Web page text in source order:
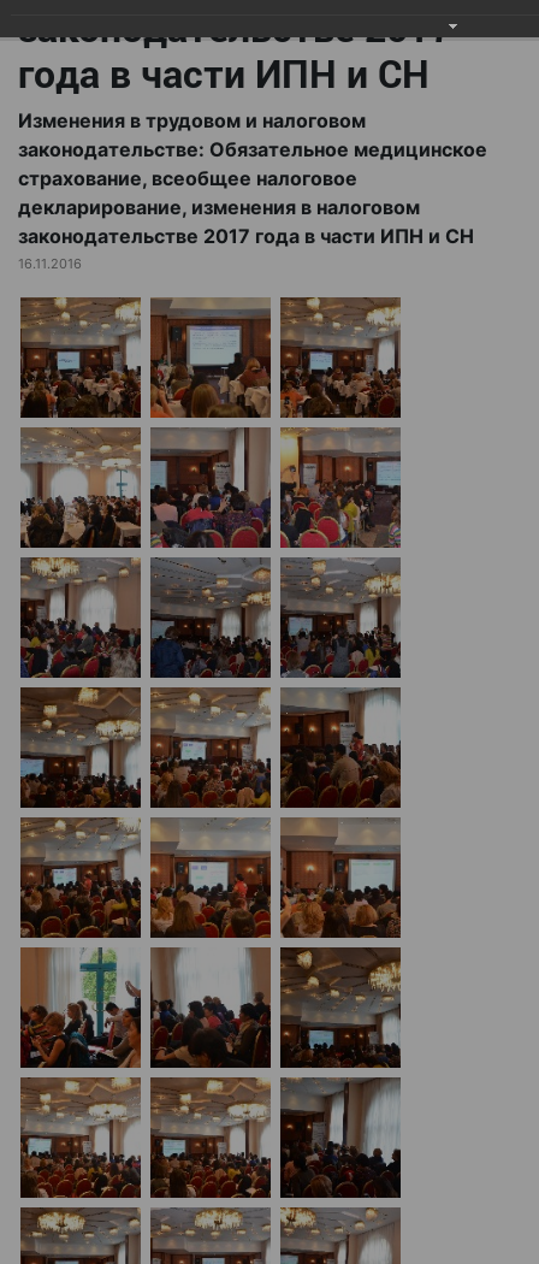
законодательстве 2017
года в части ИПН и СН
Изменения в трудовом и налоговом
законодательстве: Обязательное медицинское
страхование, всеобщее налоговое
декларирование, изменения в налоговом
законодательстве 2017 года в части ИПН и СН
16.11.2016